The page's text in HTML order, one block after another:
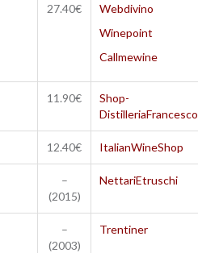
27.40€
Webdivino
Winepoint
Callmewine
11.90€
Shop-
DistilleriaFrancesco
12.40€ ItalianWineShop
–
(2015)
NettariEtruschi
–
(2003)
Trentiner